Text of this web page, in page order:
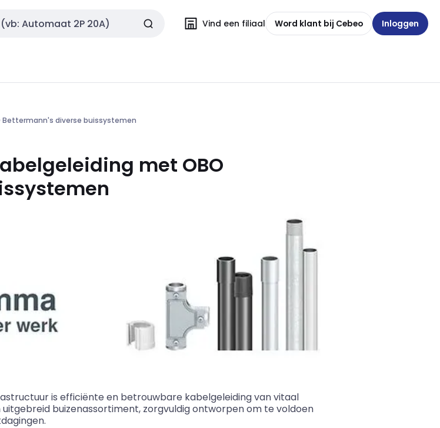
Vind een filiaal Word klant bij Cebeo Inloggen
Bettermann's diverse buissystemen
met OBO
is efficiënte en betrouwbare kabelgeleiding van vitaal
uitgebreid buizenassortiment, zorgvuldig ontworpen om te voldoen